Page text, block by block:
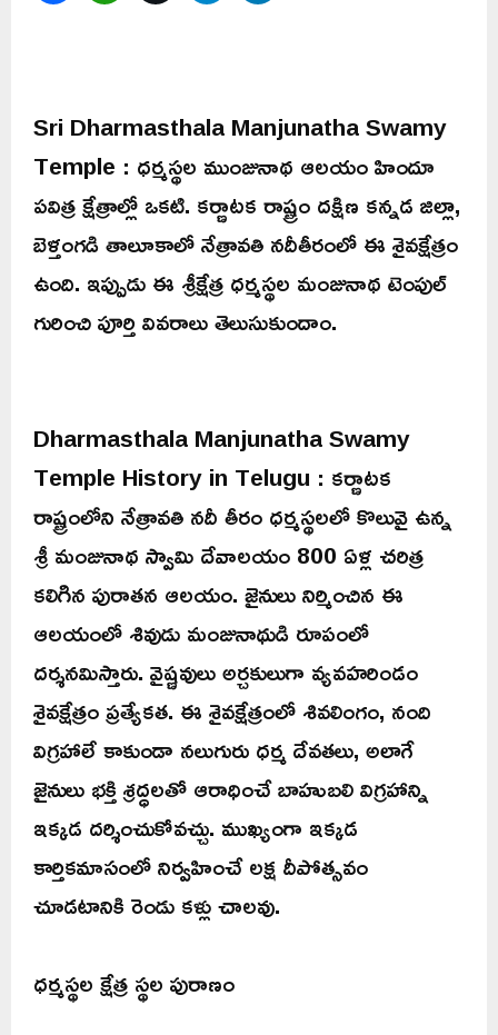
Sri Dharmasthala Manjunatha Swamy
Temple : ధర్మస్థల ముంజునాథ ఆలయం హిందూ
పవిత్ర క్షేత్రాల్లో ఒకటి. కర్ణాటక రాష్ట్రం దక్షిణ కన్నడ జిల్లా,
బెళ్తంగడి తాలూకాలో నేత్రావతి నదీతీరంలో ఈ శైవక్షేత్రం
ఉంది. ఇప్పుడు ఈ శ్రీక్షేత్ర ధర్మస్థల మంజునాథ టెంపుల్‌
గురించి పూర్తి వివరాలు తెలుసుకుందాం.
Dharmasthala Manjunatha Swamy
Temple History in Telugu : కర్ణాటక
రాష్ట్రంలోని నేత్రావతి నదీ తీరం ధర్మస్థలలో కొలువై ఉన్న
శ్రీ మంజునాథ స్వామి దేవాలయం 800 ఏళ్ల చరిత్ర
కలిగిన పురాతన ఆలయం. జైనులు నిర్మించిన ఈ
ఆలయంలో శివుడు మంజునాథుడి రూపంలో
దర్శనమిస్తారు. వైష్ణవులు అర్చకులుగా వ్యవహరిండం
శైవక్షేత్రం ప్రత్యేకత. ఈ శైవక్షేత్రంలో శివలింగం, నంది
విగ్రహాలే కాకుండా నలుగురు ధర్మ దేవతలు, అలాగే
జైనులు భక్తి శ్రద్ధలతో ఆరాధించే బాహుబలి విగ్రహాన్ని
ఇక్కడ దర్శించుకోవచ్చు. ముఖ్యంగా ఇక్కడ
కార్తికమాసంలో నిర్వహించే లక్ష దీపోత్సవం
చూడటానికి రెండు కళ్లు చాలవు.
ధర్మస్థల క్షేత్ర స్థల పురాణం